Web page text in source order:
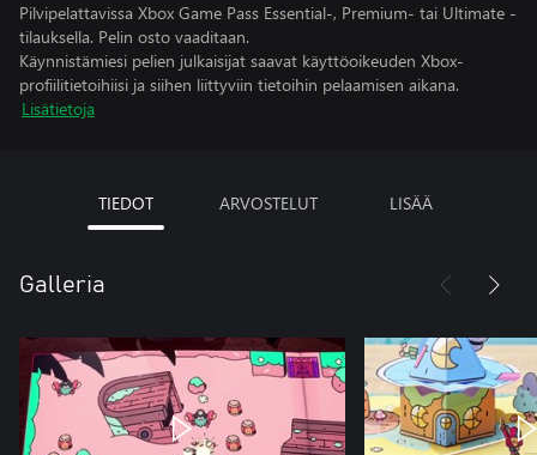
Pilvipelattavissa Xbox Game Pass Essential-, Premium- tai Ultimate -
tilauksella. Pelin osto vaaditaan.
Käynnistämiesi pelien julkaisijat saavat käyttöoikeuden Xbox-
profiilitietoihiisi ja siihen liittyviin tietoihin pelaamisen aikana.
Lisätietoja
TIEDOT ARVOSTELUT LISÄÄ
Galleria